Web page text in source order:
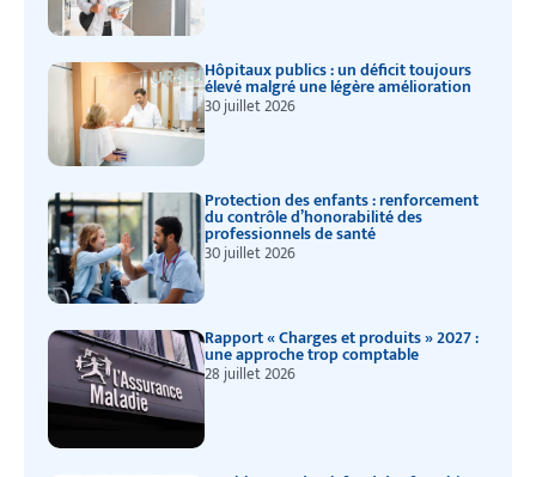
Hôpitaux publics : un déficit toujours
élevé malgré une légère amélioration
30 juillet 2026
Protection des enfants : renforcement
du contrôle d’honorabilité des
professionnels de santé
30 juillet 2026
Rapport « Charges et produits » 2027 :
une approche trop comptable
28 juillet 2026